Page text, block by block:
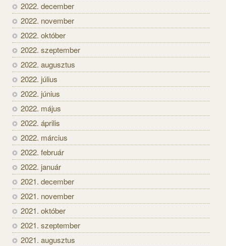
2022. december
2022. november
2022. október
2022. szeptember
2022. augusztus
2022. július
2022. június
2022. május
2022. április
2022. március
2022. február
2022. január
2021. december
2021. november
2021. október
2021. szeptember
2021. augusztus